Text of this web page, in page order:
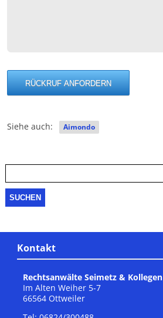
Siehe auch: Aimondo
nach:
Kontakt
Rechtsanwälte Seimetz & Kollegen
Im Alten Weiher 5-7
66564 Ottweiler